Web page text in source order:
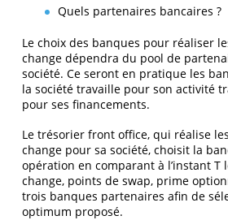
Quels partenaires bancaires ?
Le choix des banques pour réaliser
change dépendra du pool de
société. Ce seront en pratique les
la société travaille pour son activité
pour ses financements.
Le trésorier front office, qui réalise
change pour sa société, choisit la
opération en comparant à l’instant T
change, points de swap, prime
trois banques partenaires afin de
optimum proposé.